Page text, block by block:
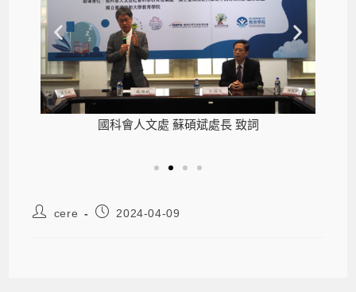
國科會人文處 蘇碩斌處長 致詞
cere 2024-04-09